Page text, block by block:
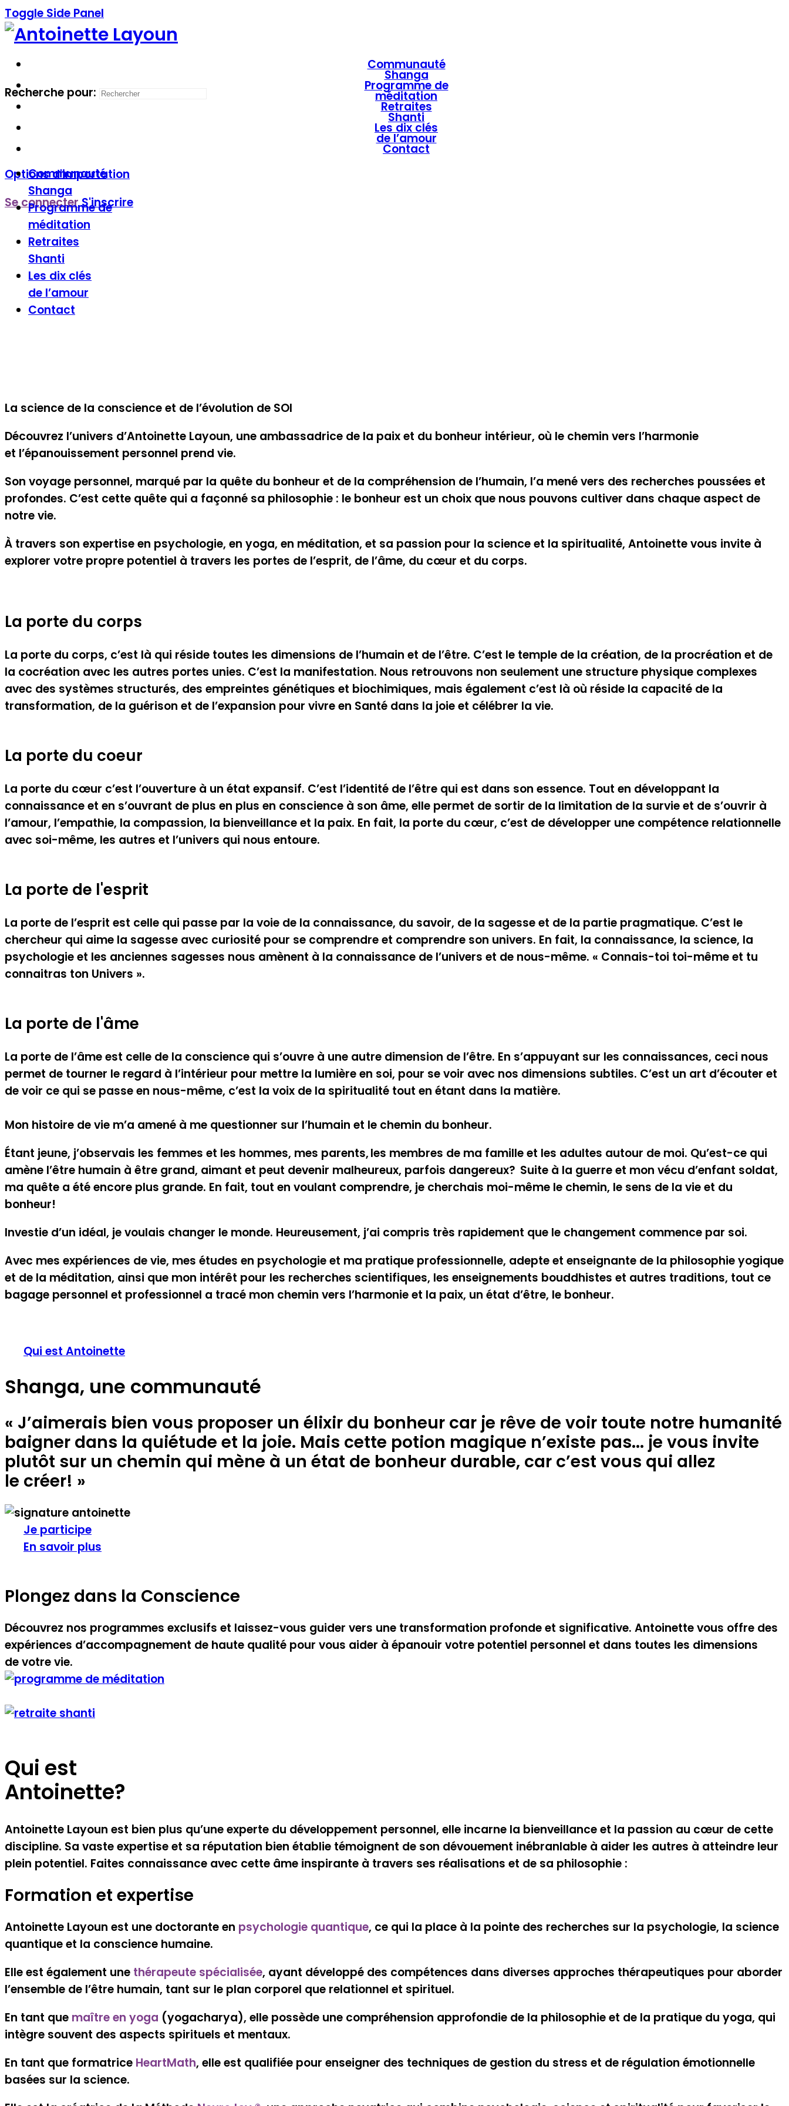
Toggle Side Panel
Communauté
Shanga
Programme de
méditation
Retraites
Shanti
Les dix clés
de l’amour
Contact
Options d'importation
Se connecterS'inscrire
Recherche pour:
Communauté
Shanga
Programme de
méditation
Retraites
Shanti
Les dix clés
de l’amour
Contact
La science de la conscience et de l’évolution de SOI
Découvrez l’univers d’Antoinette Layoun, une ambassadrice de la paix et du bonheur intérieur, où le chemin vers l’harmonie
et l’épanouissement personnel prend vie.
Son voyage personnel, marqué par la quête du bonheur et de la compréhension de l’humain, l’a mené vers des recherches poussées et
profondes. C’est cette quête qui a façonné sa philosophie : le bonheur est un choix que nous pouvons cultiver dans chaque aspect de
notre vie.
À travers son expertise en psychologie, en yoga, en méditation, et sa passion pour la science et la spiritualité, Antoinette vous invite à
explorer votre propre potentiel à travers les portes de l’esprit, de l’âme, du cœur et du corps.
La porte du corps
La porte du corps, c’est là qui réside toutes les dimensions de l’humain et de l’être. C’est le temple de la création, de la procréation et de
la cocréation avec les autres portes unies. C’est la manifestation. Nous retrouvons non seulement une structure physique complexes
avec des systèmes structurés, des empreintes génétiques et biochimiques, mais également c’est là où réside la capacité de la
transformation, de la guérison et de l’expansion pour vivre en Santé dans la joie et célébrer la vie.
La porte du coeur
La porte du cœur c’est l’ouverture à un état expansif. C’est l’identité de l’être qui est dans son essence. Tout en développant la
connaissance et en s’ouvrant de plus en plus en conscience à son âme, elle permet de sortir de la limitation de la survie et de s’ouvrir à
l’amour, l’empathie, la compassion, la bienveillance et la paix. En fait, la porte du cœur, c’est de développer une compétence relationnelle
avec soi-même, les autres et l’univers qui nous entoure.
La porte de l'esprit
La porte de l’esprit est celle qui passe par la voie de la connaissance, du savoir, de la sagesse et de la partie pragmatique. C’est le
chercheur qui aime la sagesse avec curiosité pour se comprendre et comprendre son univers. En fait, la connaissance, la science, la
psychologie et les anciennes sagesses nous amènent à la connaissance de l’univers et de nous-même. « Connais-toi toi-même et tu
connaitras ton Univers ».
La porte de l'âme
La porte de l’âme est celle de la conscience qui s’ouvre à une autre dimension de l’être. En s’appuyant sur les connaissances, ceci nous
permet de tourner le regard à l’intérieur pour mettre la lumière en soi, pour se voir avec nos dimensions subtiles. C’est un art d’écouter et
de voir ce qui se passe en nous-même, c’est la voix de la spiritualité tout en étant dans la matière.
Mon histoire de vie m’a amené à me questionner sur l’humain et le chemin du bonheur.
Étant jeune, j’observais les femmes et les hommes, mes parents, les membres de ma famille et les adultes autour de moi. Qu’est-ce qui
amène l’être humain à être grand, aimant et peut devenir malheureux, parfois dangereux? Suite à la guerre et mon vécu d’enfant soldat,
ma quête a été encore plus grande. En fait, tout en voulant comprendre, je cherchais moi-même le chemin, le sens de la vie et du
bonheur!
Investie d’un idéal, je voulais changer le monde. Heureusement, j’ai compris très rapidement que le changement commence par soi.
Avec mes expériences de vie, mes études en psychologie et ma pratique professionnelle, adepte et enseignante de la philosophie yogique
et de la méditation, ainsi que mon intérêt pour les recherches scientifiques, les enseignements bouddhistes et autres traditions, tout ce
bagage personnel et professionnel a tracé mon chemin vers l’harmonie et la paix, un état d’être, le bonheur.
Qui est Antoinette
Shanga, une communauté
« J’aimerais bien vous proposer un élixir du bonheur car je rêve de voir toute notre humanité
baigner dans la quiétude et la joie. Mais cette potion magique n’existe pas... je vous invite
plutôt sur un chemin qui mène à un état de bonheur durable, car c’est vous qui allez
le créer! »
Je participe
En savoir plus
Plongez dans la Conscience
Découvrez nos programmes exclusifs et laissez-vous guider vers une transformation profonde et significative. Antoinette vous offre des
expériences d’accompagnement de haute qualité pour vous aider à épanouir votre potentiel personnel et dans toutes les dimensions
de votre vie.
Qui est
Antoinette?
Antoinette Layoun est bien plus qu’une experte du développement personnel, elle incarne la bienveillance et la passion au cœur de cette
discipline. Sa vaste expertise et sa réputation bien établie témoignent de son dévouement inébranlable à aider les autres à atteindre leur
plein potentiel. Faites connaissance avec cette âme inspirante à travers ses réalisations et de sa philosophie :
Formation et expertise
Antoinette Layoun est une doctorante en psychologie quantique, ce qui la place à la pointe des recherches sur la psychologie, la science
quantique et la conscience humaine.
Elle est également une thérapeute spécialisée, ayant développé des compétences dans diverses approches thérapeutiques pour aborder
l’ensemble de l’être humain, tant sur le plan corporel que relationnel et spirituel.
En tant que maître en yoga (yogacharya), elle possède une compréhension approfondie de la philosophie et de la pratique du yoga, qui
intègre souvent des aspects spirituels et mentaux.
En tant que formatrice HeartMath, elle est qualifiée pour enseigner des techniques de gestion du stress et de régulation émotionnelle
basées sur la science.